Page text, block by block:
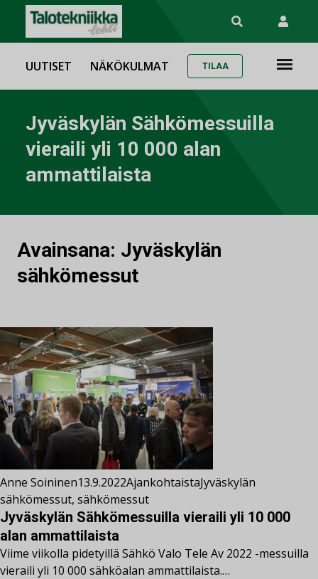
UUTISET NÄKÖKULMAT TILAA
Jyväskylän Sähkömessuilla
vieraili yli 10 000 alan
ammattilaista
Avainsana: Jyväskylän
sähkömessut
Anne Soininen13.9.2022AjankohtaistaJyväskylän
sähkömessut, sähkömessut
Jyväskylän Sähkömessuilla vieraili yli 10 000
alan ammattilaista
Viime viikolla pidetyillä Sähkö Valo Tele Av 2022 -messuilla
vieraili yli 10 000 sähköalan ammattilaista.…